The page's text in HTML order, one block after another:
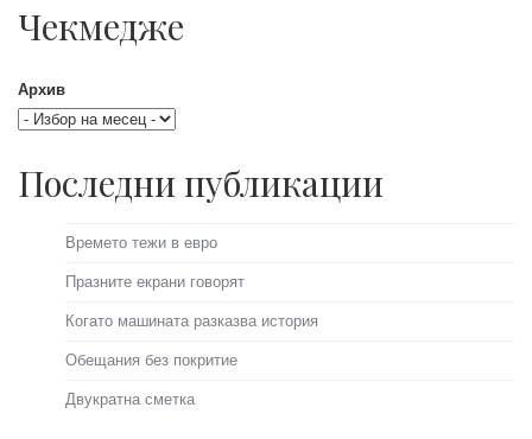
Чекмедже
Архив
Последни публикации
Времето тежи в евро
Празните екрани говорят
Когато машината разказва история
Обещания без покритие
Двукратна сметка